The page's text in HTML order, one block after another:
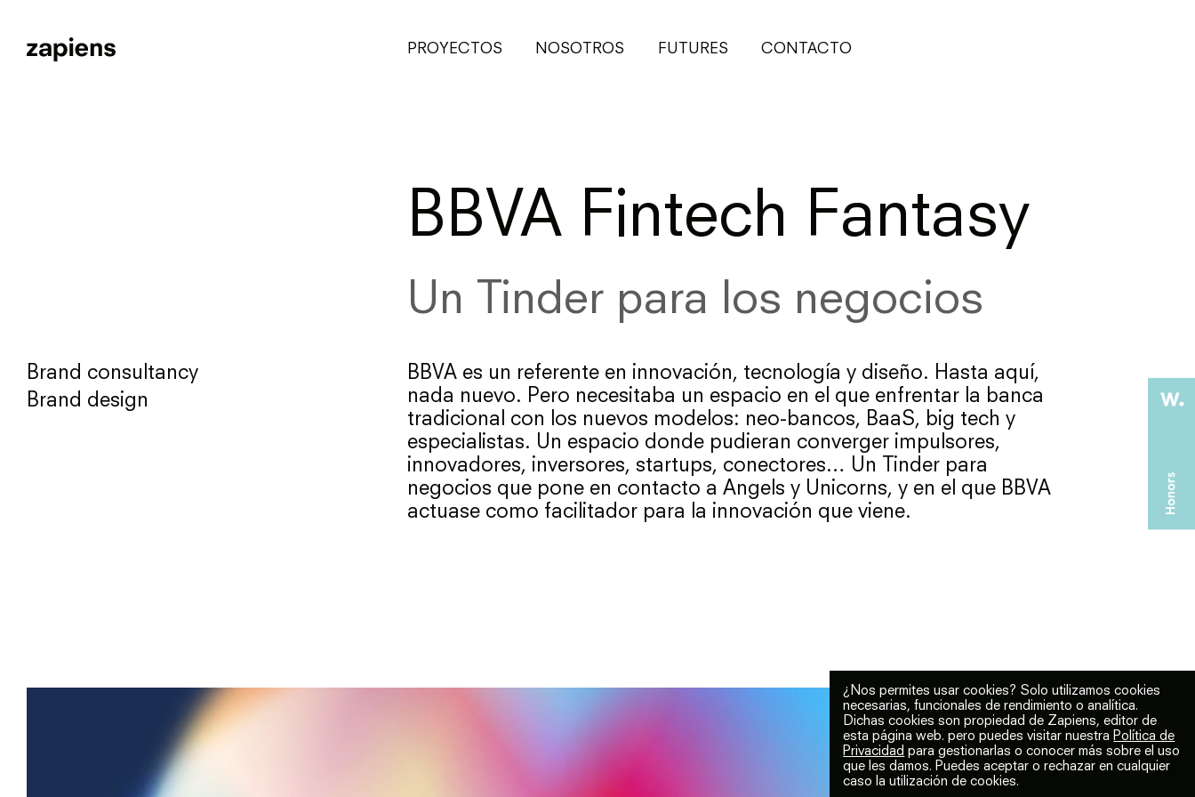
PROYECTOS NOSOTROS FUTURES CONTACTO
BBVA Fintech Fantasy
Un Tinder para los negocios
Brand consultancy
Brand design
BBVA es un referente en innovación, tecnología y diseño. Hasta aquí,
nada nuevo. Pero necesitaba un espacio en el que enfrentar la banca
tradicional con los nuevos modelos: neo-bancos, BaaS, big tech y
especialistas. Un espacio donde pudieran converger impulsores,
innovadores, inversores, startups, conectores… Un Tinder para
negocios que pone en contacto a Angels y Unicorns, y en el que BBVA
actuase como facilitador para la innovación que viene.
¿Nos permites usar cookies? Solo utilizamos cookies
necesarias, funcionales de rendimiento o analítica.
Dichas cookies son propiedad de Zapiens, editor de
esta página web. pero puedes visitar nuestraPolítica de
Privacidad para gestionarlas o conocer más sobre el uso
que les damos. Puedes aceptar o rechazar en cualquier
caso la utilización de cookies.